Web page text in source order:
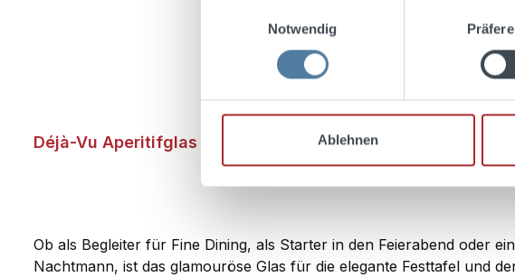
Notwendig
Ablehnen
Déjà-Vu Aperitifglas
Ob als Begleiter für Fine Dining, als Starter in den Feierabend oder
Nachtmann, ist das glamouröse Glas für die elegante Festtafel und